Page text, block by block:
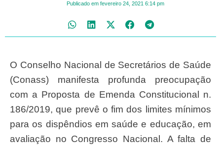
Publicado em fevereiro 24, 2021 6:14 pm
O Conselho Nacional de Secretários de Saúde
(Conass) manifesta profunda preocupação
com a Proposta de Emenda Constitucional n.
186/2019, que prevê o fim dos limites mínimos
para os dispêndios em saúde e educação, em
avaliação no Congresso Nacional. A falta de